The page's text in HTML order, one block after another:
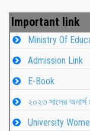
Important link
Ministry Of
Admission Link
E-Book
২০২৩ সালের অনার্স
University